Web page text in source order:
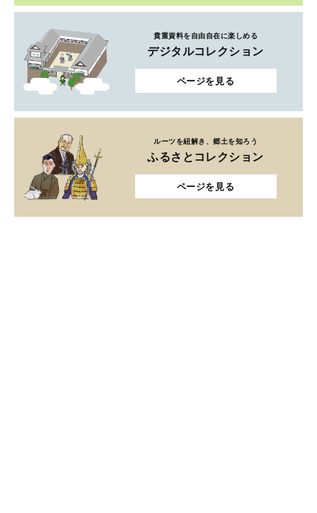
貴重資料を自由自在に楽しめる
デジタルコレクション
ページを見る
ルーツを紐解き、郷土を知ろう
ふるさとコレクション
ページを見る